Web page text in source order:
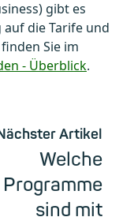
gibt es
auf die Tarife und
Sie im
- Überblick.
Artikel
Welche
Programme
sind mit